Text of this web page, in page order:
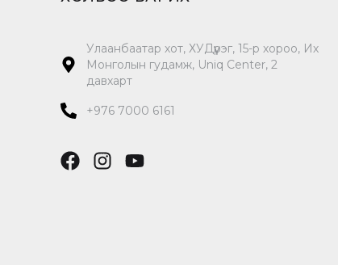
Улаанбаатар хот, ХУДүүрэг, 15-р хороо, Их
Монголын гудамж, Uniq Center, 2
давхарт
+976 7000 6161